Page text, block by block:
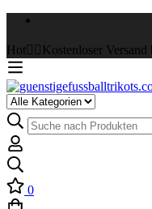
Hot ✌🏼Kostenloser
0